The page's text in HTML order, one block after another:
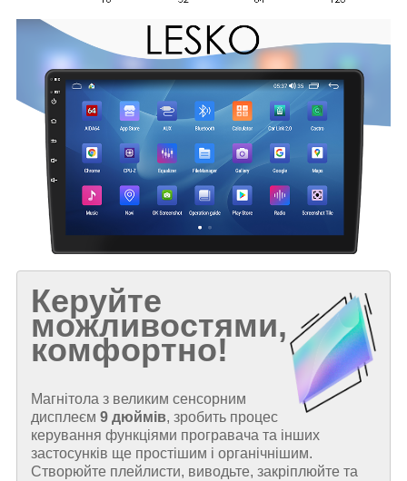
Керуйте
можливостями,
комфортно!
Магнітола з великим сенсорним
дисплеєм 9 дюймів, зробить процес
керування функціями програвача та інших
застосунків ще простішим і органічнішим.
Створюйте плейлисти, виводьте, закріплюйте та